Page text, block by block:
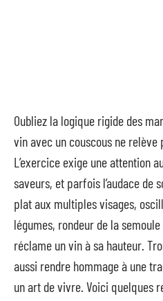
Oubliez la logique rigide des
vin avec un couscous ne
L’exercice exige une attention
saveurs, et parfois l’audace de
plat aux multiples visages,
légumes, rondeur de la
réclame un vin à sa hauteur.
aussi rendre hommage à une
un art de vivre. Voici quelques